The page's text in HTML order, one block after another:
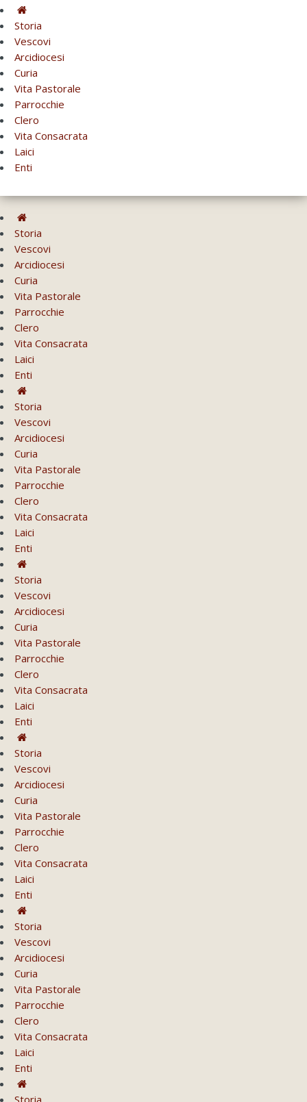
Storia
Vescovi
Arcidiocesi
Curia
Vita Pastorale
Parrocchie
Clero
Vita Consacrata
Laici
Enti
Storia
Vescovi
Arcidiocesi
Curia
Vita Pastorale
Parrocchie
Clero
Vita Consacrata
Laici
Enti
Storia
Vescovi
Arcidiocesi
Curia
Vita Pastorale
Parrocchie
Clero
Vita Consacrata
Laici
Enti
Storia
Vescovi
Arcidiocesi
Curia
Vita Pastorale
Parrocchie
Clero
Vita Consacrata
Laici
Enti
Storia
Vescovi
Arcidiocesi
Curia
Vita Pastorale
Parrocchie
Clero
Vita Consacrata
Laici
Enti
Storia
Vescovi
Arcidiocesi
Curia
Vita Pastorale
Parrocchie
Clero
Vita Consacrata
Laici
Enti
Storia